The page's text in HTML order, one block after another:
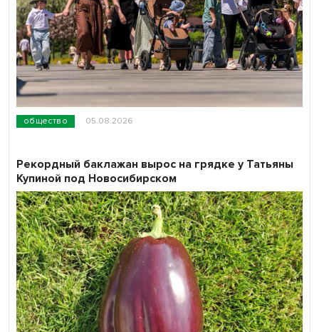
общество 05.08.2026
Рекордный баклажан вырос на грядке у Татьяны
Купиной под Новосибирском